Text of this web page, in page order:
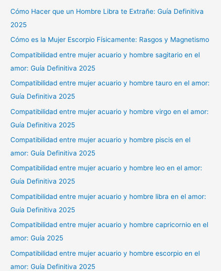
Cómo Hacer que un Hombre Libra te Extrañe: Guía Definitiva
2025
Cómo es la Mujer Escorpio Físicamente: Rasgos y Magnetismo
Compatibilidad entre mujer acuario y hombre sagitario en el
amor: Guía Definitiva 2025
Compatibilidad entre mujer acuario y hombre tauro en el amor:
Guía Definitiva 2025
Compatibilidad entre mujer acuario y hombre virgo en el amor:
Guía Definitiva 2025
Compatibilidad entre mujer acuario y hombre piscis en el
amor: Guía Definitiva 2025
Compatibilidad entre mujer acuario y hombre leo en el amor:
Guía Definitiva 2025
Compatibilidad entre mujer acuario y hombre libra en el amor:
Guía Definitiva 2025
Compatibilidad entre mujer acuario y hombre capricornio en el
amor: Guía 2025
Compatibilidad entre mujer acuario y hombre escorpio en el
amor: Guía Definitiva 2025